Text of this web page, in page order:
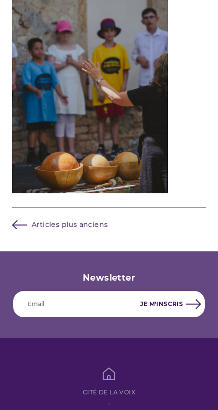
Navigation
articles
Articles plus anciens
Newsletter
CITÉ DE LA VOIX
–